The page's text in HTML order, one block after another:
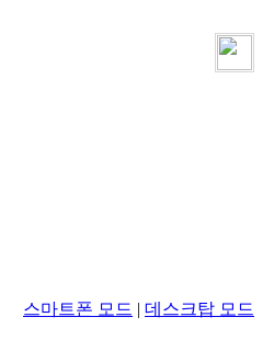
스마트폰 모드 | 데스크탑 모드